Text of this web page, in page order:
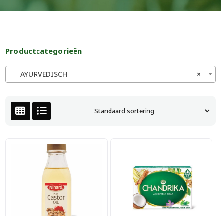
Productcategorieën
×
AYURVEDISCH